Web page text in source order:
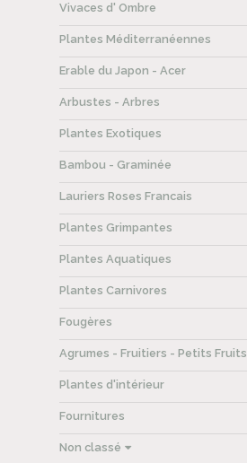
Vivaces d' Ombre
Plantes Méditerranéennes
Erable du Japon - Acer
Arbustes - Arbres
Plantes Exotiques
Bambou - Graminée
Lauriers Roses Francais
Plantes Grimpantes
Plantes Aquatiques
Plantes Carnivores
Fougères
Agrumes - Fruitiers - Petits Fruits
Plantes d'intérieur
Fournitures
Non classé